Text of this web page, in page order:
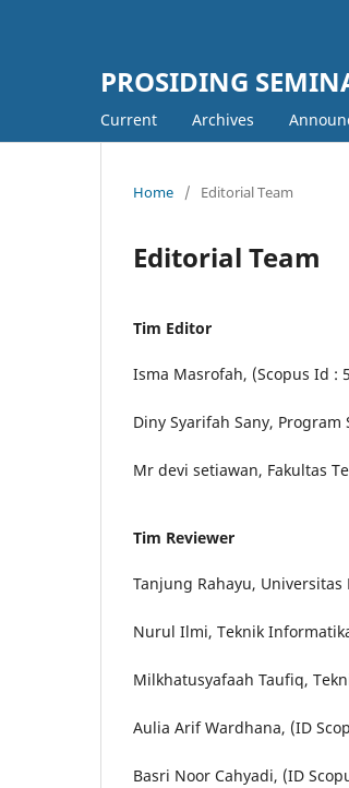
PROSIDING
Current Archives
Home / Editorial Team
Editorial Team
Tim Editor
Isma Masrofah, (Scopus Id :
Diny Syarifah Sany,
Mr devi setiawan, Fakultas
Tim Reviewer
Tanjung Rahayu,
Nurul Ilmi, Teknik
Milkhatusyafaah Taufiq,
Aulia Arif Wardhana, (ID
Basri Noor Cahyadi, (ID